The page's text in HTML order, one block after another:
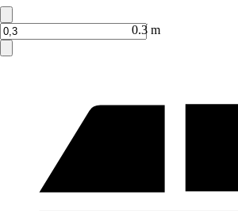
Verkauf durch:HORNBACH0.3 m